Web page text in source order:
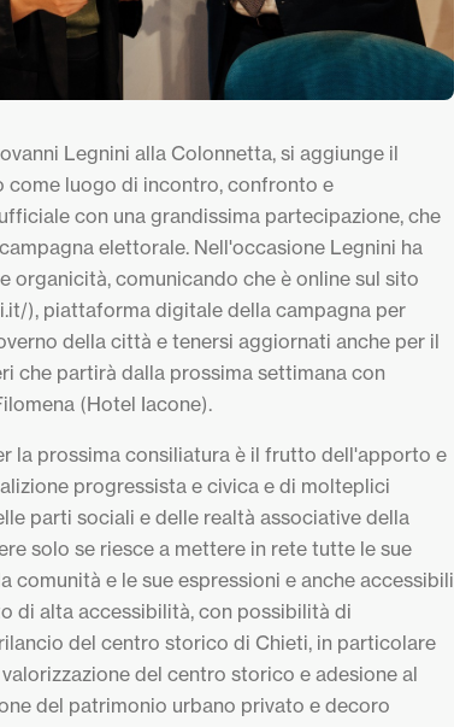
Legnini alla Colonnetta, si aggiunge il
come luogo di incontro, confronto e
con una grandissima partecipazione, che
elettorale. Nell'occasione Legnini ha
organicità, comunicando che è online sul sito
), piattaforma digitale della campagna per
della città e tenersi aggiornati anche per il
che partirà dalla prossima settimana con
(Hotel Iacone).
la prossima consiliatura è il frutto dell'apporto e
progressista e civica e di molteplici
parti sociali e delle realtà associative della
solo se riesce a mettere in rete tutte le sue
comunità e le sue espressioni e anche accessibili
di alta accessibilità, con possibilità di
del centro storico di Chieti, in particolare
del centro storico e adesione al
del patrimonio urbano privato e decoro